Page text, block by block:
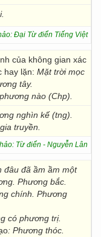
Đại Từ điển Tiếng Việt
của không gian xác
hay lặn: Mặt trời mọc
tây.
nào (Chp).
nghìn kế (tng).
truyền.
Từ điển - Nguyễn Lân
đâu đã ầm ầm một
Phương bắc.
chính. Phương
có phương trị.
: Phương thóc.